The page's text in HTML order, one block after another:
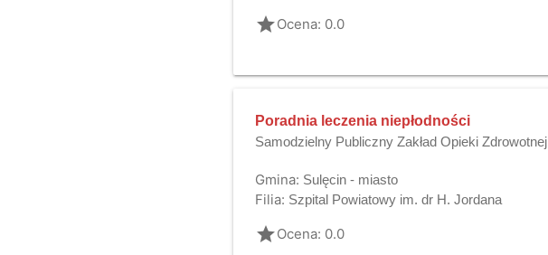
gradeOcena: 0.0
Poradnia leczenia niepłodności
Samodzielny Publiczny Zakład Opieki Zdrowotnej
Gmina: Sulęcin - miasto
Filia: Szpital Powiatowy im. dr H. Jordana
gradeOcena: 0.0